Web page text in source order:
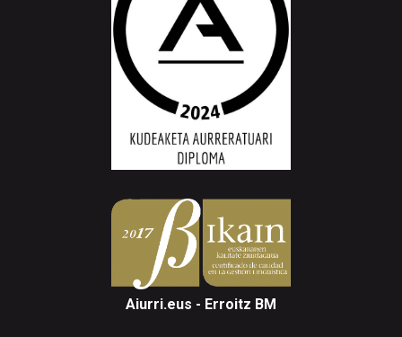
Aiurri.eus - Erroitz BM